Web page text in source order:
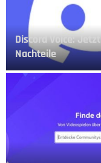
Discord Voice:
Nachteile